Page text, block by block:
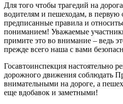
Для того чтобы трагедий на
водителям и пешеходам, в первую
предписанные правила и
пониманием! Уважаемые
примите это во внимание – ведь
прежде всего наша с вами
Госавтоинспекция настоятельно
дорожного движения соблюдать
внимательными на дороге, а
еще вдобавок и заметными!